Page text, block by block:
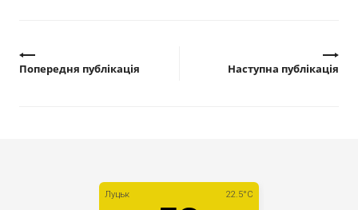
Попередня публікація Наступна публікація